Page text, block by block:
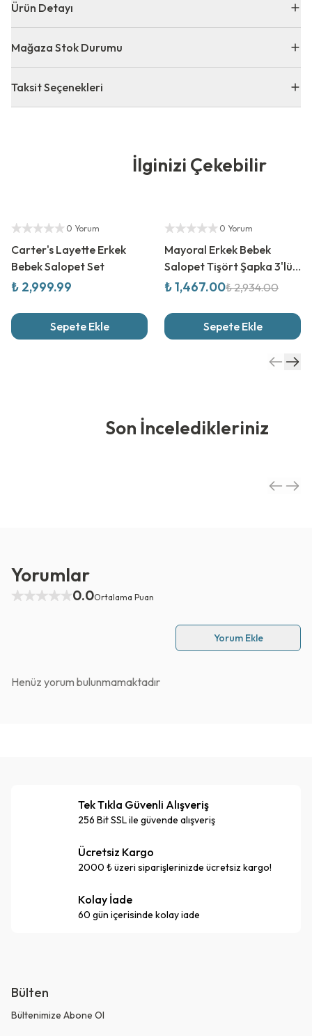
Ürün Detayı
Mağaza Stok Durumu
Taksit Seçenekleri
İlginizi Çekebilir
0 Yorum
Carter's Layette Erkek
Bebek Salopet Set
₺ 2,999.99
Sepete Ekle
Yetkili Satıcı
0 Yorum
Mayoral Erkek Bebek
Salopet Tişört Şapka 3'lü
Set
₺ 1,467.00₺ 2,934.00
Sepete Ekle
Son İnceledikleriniz
Yorumlar
0.0Ortalama Puan
Yorum Ekle
Henüz yorum bulunmamaktadır
Tek Tıkla Güvenli Alışveriş
256 Bit SSL ile güvende alışveriş
Ücretsiz Kargo
2000 ₺ üzeri siparişlerinizde ücretsiz kargo!
Kolay İade
60 gün içerisinde kolay iade
Bülten
Bültenimize Abone Ol